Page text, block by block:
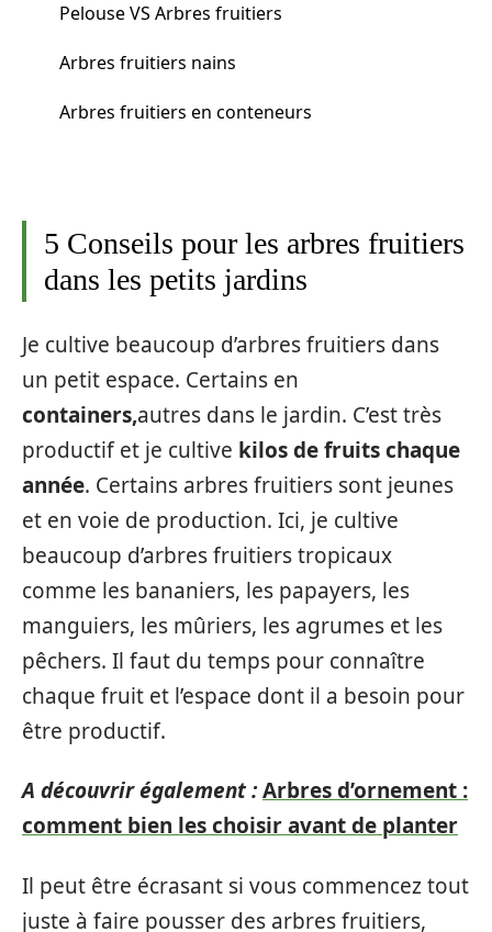
Pelouse VS Arbres fruitiers
Arbres fruitiers nains
Arbres fruitiers en conteneurs
5 Conseils pour les arbres fruitiers
dans les petits jardins
Je cultive beaucoup d’arbres fruitiers dans
un petit espace. Certains en
containers,autres dans le jardin. C’est très
productif et je cultive kilos de fruits chaque
année. Certains arbres fruitiers sont jeunes
et en voie de production. Ici, je cultive
beaucoup d’arbres fruitiers tropicaux
comme les bananiers, les papayers, les
manguiers, les mûriers, les agrumes et les
pêchers. Il faut du temps pour connaître
chaque fruit et l’espace dont il a besoin pour
être productif.
A découvrir également :Arbres d’ornement :
comment bien les choisir avant de planter
Il peut être écrasant si vous commencez tout
juste à faire pousser des arbres fruitiers,